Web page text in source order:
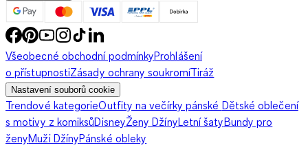
Všeobecné obchodní podmínkyProhlášení
o přístupnostiZásady ochrany soukromíTiráž
Nastavení souborů cookie
Trendové kategorieOutfity na večírky pánské Dětské oblečení
s motivy z komiksůDisneyŽeny DžínyLetní šatyBundy pro
ženyMuži DžínyPánské obleky